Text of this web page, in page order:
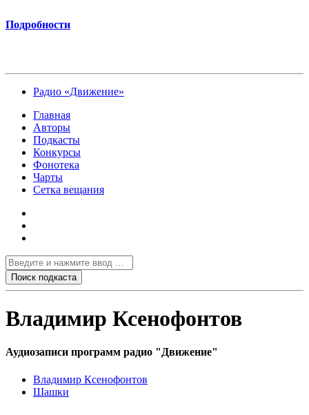
Подробности
Радио «Движение»
Главная
Авторы
Подкасты
Конкурсы
Фонотека
Чарты
Сетка вещания
Владимир Ксенофонтов
Аудиозаписи программ радио "Движение"
Владимир Ксенофонтов
Шашки